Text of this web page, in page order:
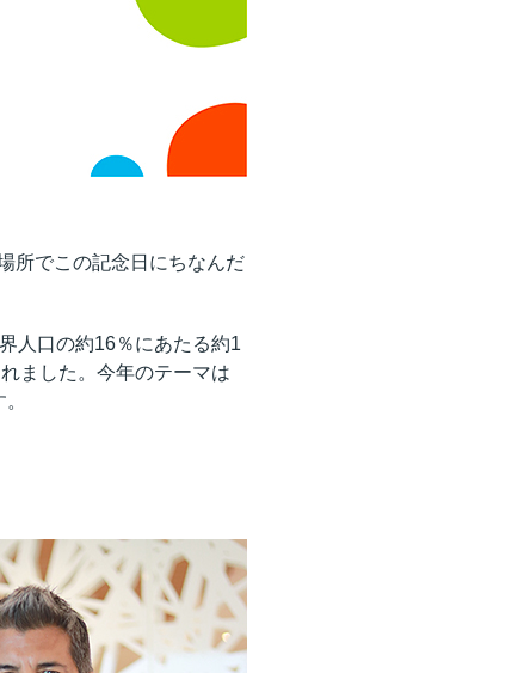
所でこの記念日にちなんだ
人口の約16％にあたる約1
ました。今年のテーマは